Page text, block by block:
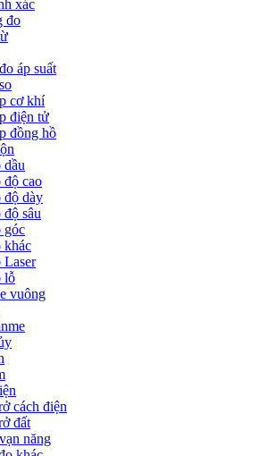
xác
đo
áp suất
cơ khí
điện tử
đồng hồ
cao
độ dày
sâu
góc
khác
Laser
lỗ
vuông
cách điện
đất
năng